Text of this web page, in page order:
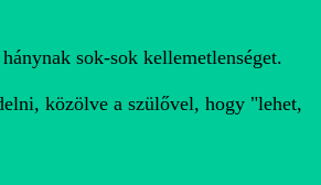
sok-sok kellemetlenséget.
közölve a szülővel, hogy "lehet,